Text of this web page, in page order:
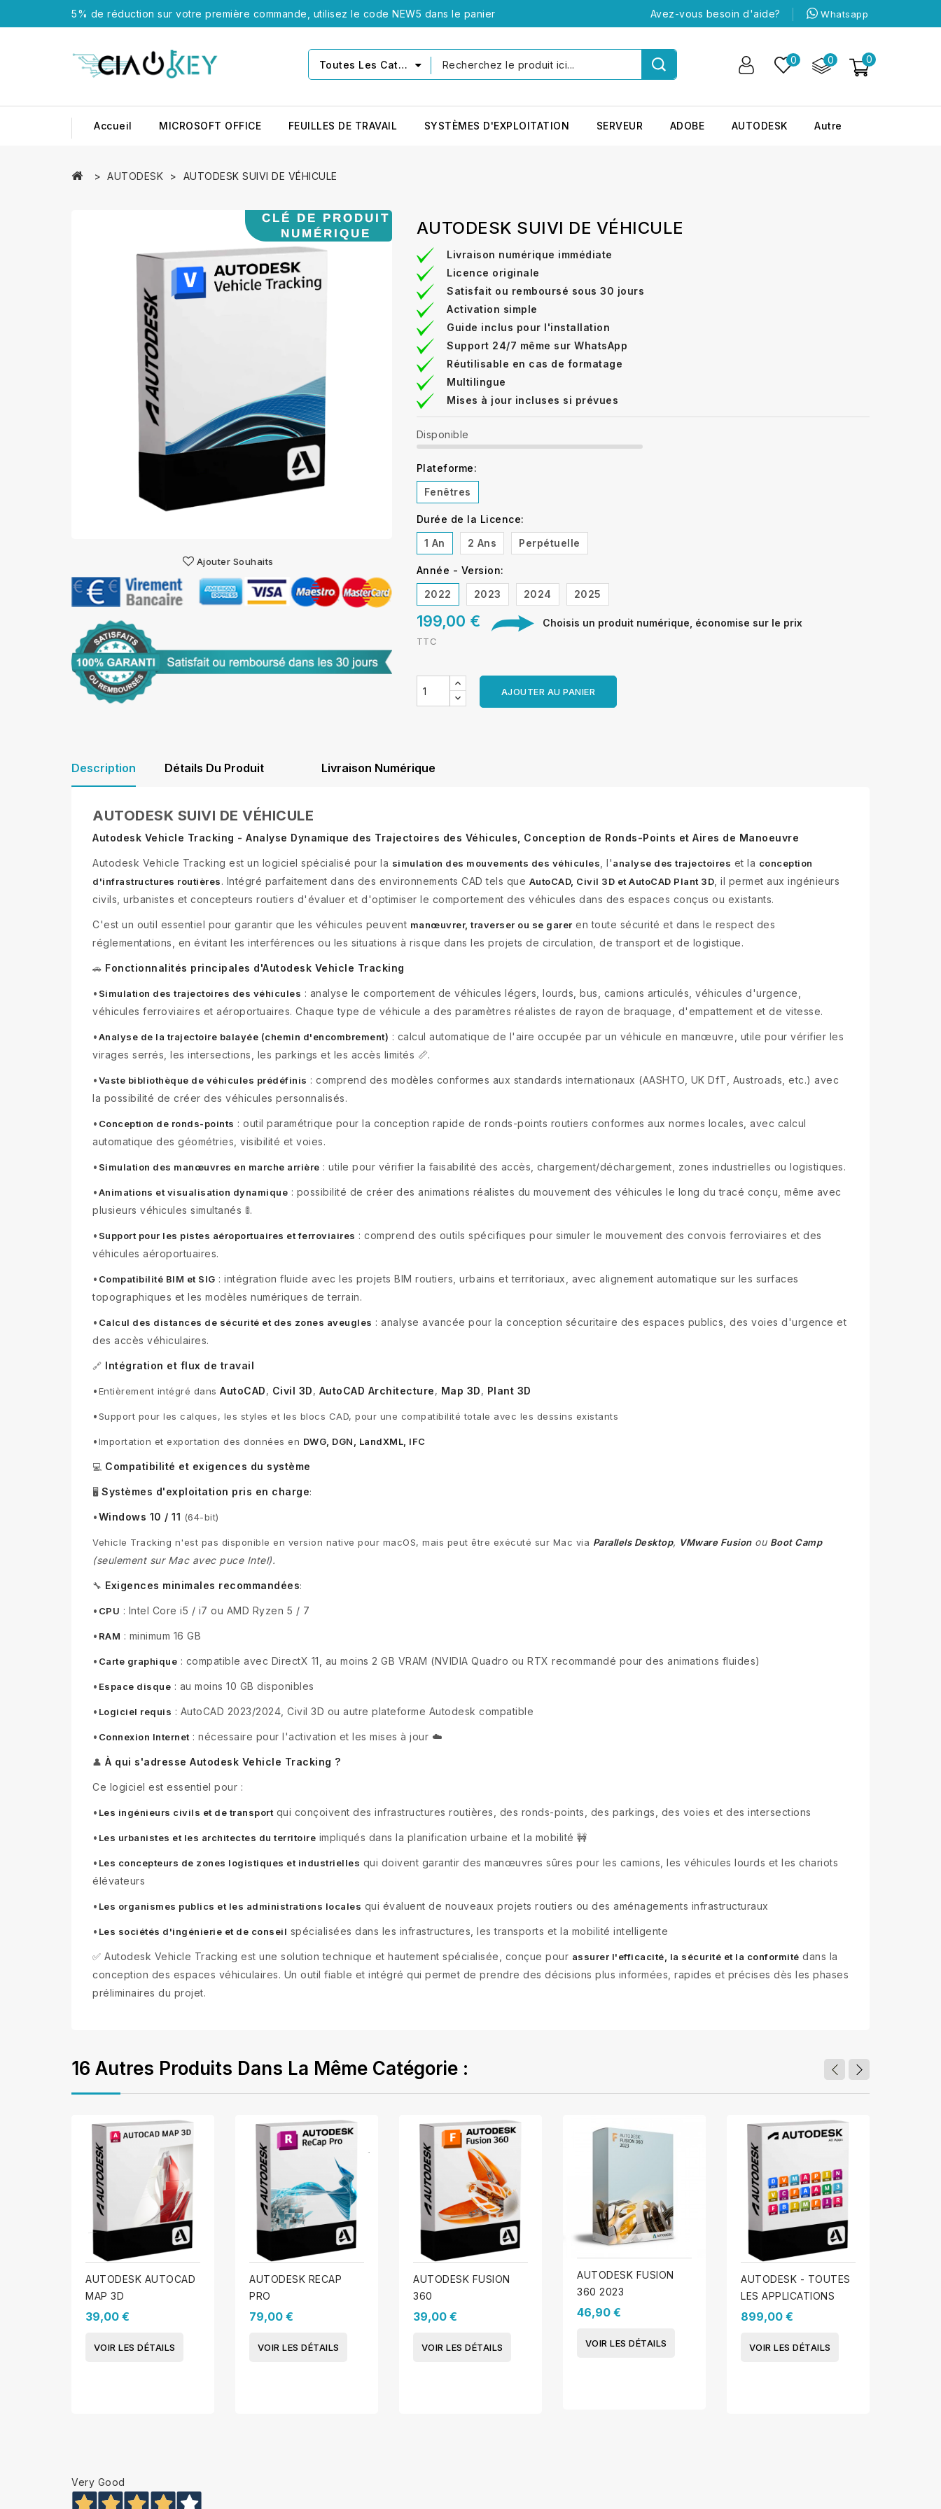
5% de réduction sur votre première commande, utilisez le code NEW5 dans le panier Whatsapp
Avez-vous besoin d'aide?
0
0
0
Toutes Les Catégories
Accueil MICROSOFT OFFICE FEUILLES DE TRAVAIL SYSTÈMES D'EXPLOITATION SERVEUR ADOBE AUTODESK Autre
AUTODESK AUTODESK SUIVI DE VÉHICULE
Ajouter Souhaits
AUTODESK SUIVI DE VÉHICULE
Livraison numérique immédiate
Licence originale
Satisfait ou remboursé sous 30 jours
Activation simple
Guide inclus pour l'installation
Support 24/7 même sur WhatsApp
Réutilisable en cas de formatage
Multilingue
Mises à jour incluses si prévues
Disponible
Plateforme:
Fenêtres
Durée de la Licence:
1 An
2 Ans Perpétuelle
Année - Version:
2022
2023 2024 2025
199,00 € Choisis un produit numérique, économise sur le prix
TTC
AJOUTER AU PANIER
Description Détails Du Produit Livraison Numérique
AUTODESK SUIVI DE VÉHICULE
Autodesk Vehicle Tracking - Analyse Dynamique des Trajectoires des Véhicules, Conception de Ronds-Points et Aires de Manoeuvre
Autodesk Vehicle Tracking est un logiciel spécialisé pour la simulation des mouvements des véhicules , l'analyse des trajectoires et la conception
d'infrastructures routières. Intégré parfaitement dans des environnements CAD tels que AutoCAD, Civil 3D et AutoCAD Plant 3D , il permet aux ingénieurs
civils, urbanistes et concepteurs routiers d'évaluer et d'optimiser le comportement des véhicules dans des espaces conçus ou existants.
C'est un outil essentiel pour garantir que les véhicules peuvent manœuvrer, traverser ou se garer en toute sécurité et dans le respect des
réglementations, en évitant les interférences ou les situations à risque dans les projets de circulation, de transport et de logistique.
🚗 Fonctionnalités principales d'Autodesk Vehicle Tracking
• Simulation des trajectoires des véhicules : analyse le comportement de véhicules légers, lourds, bus, camions articulés, véhicules d'urgence,
véhicules ferroviaires et aéroportuaires. Chaque type de véhicule a des paramètres réalistes de rayon de braquage, d'empattement et de vitesse.
•Analyse de la trajectoire balayée (chemin d'encombrement) : calcul automatique de l'aire occupée par un véhicule en manœuvre, utile pour vérifier les
virages serrés, les intersections, les parkings et les accès limités 📏.
•Vaste bibliothèque de véhicules prédéfinis : comprend des modèles conformes aux standards internationaux (AASHTO, UK DfT, Austroads, etc.) avec
la possibilité de créer des véhicules personnalisés.
• Conception de ronds-points : outil paramétrique pour la conception rapide de ronds-points routiers conformes aux normes locales, avec calcul
automatique des géométries, visibilité et voies.
• Simulation des manœuvres en marche arrière : utile pour vérifier la faisabilité des accès, chargement/déchargement, zones industrielles ou logistiques.
•Animations et visualisation dynamique : possibilité de créer des animations réalistes du mouvement des véhicules le long du tracé conçu, même avec
plusieurs véhicules simultanés 🚦.
• Support pour les pistes aéroportuaires et ferroviaires : comprend des outils spécifiques pour simuler le mouvement des convois ferroviaires et des
véhicules aéroportuaires.
• Compatibilité BIM et SIG : intégration fluide avec les projets BIM routiers, urbains et territoriaux, avec alignement automatique sur les surfaces
topographiques et les modèles numériques de terrain.
• Calcul des distances de sécurité et des zones aveugles : analyse avancée pour la conception sécuritaire des espaces publics, des voies d'urgence et
des accès véhiculaires.
🔗 Intégration et flux de travail
•Entièrement intégré dans AutoCAD, Civil 3D, AutoCAD Architecture, Map 3D, Plant 3D
•Support pour les calques, les styles et les blocs CAD, pour une compatibilité totale avec les dessins existants
•Importation et exportation des données en DWG, DGN, LandXML, IFC
💻 Compatibilité et exigences du système
🖥️ Systèmes d'exploitation pris en charge:
•Windows 10 / 11 (64-bit)
Vehicle Tracking n'est pas disponible en version native pour macOS, mais peut être exécuté sur Mac via Parallels Desktop, VMware Fusionou Boot Camp
(seulement sur Mac avec puce Intel).
🔧 Exigences minimales recommandées:
• CPU : Intel Core i5 / i7 ou AMD Ryzen 5 / 7
• RAM : minimum 16 GB
• Carte graphique : compatible avec DirectX 11, au moins 2 GB VRAM (NVIDIA Quadro ou RTX recommandé pour des animations fluides)
• Espace disque : au moins 10 GB disponibles
• Logiciel requis : AutoCAD 2023/2024, Civil 3D ou autre plateforme Autodesk compatible
• Connexion Internet : nécessaire pour l'activation et les mises à jour ☁️
👤 À qui s'adresse Autodesk Vehicle Tracking ?
Ce logiciel est essentiel pour :
• Les ingénieurs civils et de transport qui conçoivent des infrastructures routières, des ronds-points, des parkings, des voies et des intersections
• Les urbanistes et les architectes du territoire impliqués dans la planification urbaine et la mobilité 🚧
• Les concepteurs de zones logistiques et industrielles qui doivent garantir des manœuvres sûres pour les camions, les véhicules lourds et les chariots
élévateurs
• Les organismes publics et les administrations locales qui évaluent de nouveaux projets routiers ou des aménagements infrastructuraux
• Les sociétés d'ingénierie et de conseil spécialisées dans les infrastructures, les transports et la mobilité intelligente
✅ Autodesk Vehicle Tracking est une solution technique et hautement spécialisée, conçue pour assurer l'efficacité, la sécurité et la conformité dans la
conception des espaces véhiculaires. Un outil fiable et intégré qui permet de prendre des décisions plus informées, rapides et précises dès les phases
préliminaires du projet.
16 Autres Produits Dans La Même Catégorie :
AUTODESK AUTOCAD
MAP 3D
39,00 €
VOIR LES DÉTAILS
AUTODESK RECAP
PRO
79,00 €
VOIR LES DÉTAILS
AUTODESK FUSION
360
39,00 €
VOIR LES DÉTAILS
AUTODESK FUSION
360 2023
46,90 €
VOIR LES DÉTAILS
AUTODESK - TOUTES
LES APPLICATIONS
899,00 €
VOIR LES DÉTAILS
Very Good